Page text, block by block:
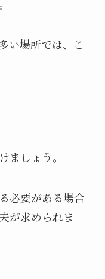
い場所では、こ
ましょう。
必要がある場合
が求められま